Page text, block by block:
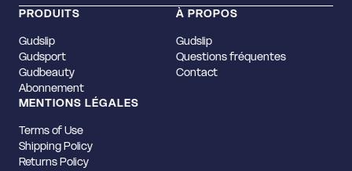
PRODUITS
Gudslip
Gudsport
Gudbeauty
Abonnement
À PROPOS
Gudslip
Questions fréquentes
Contact
MENTIONS LÉGALES
Terms of Use
Shipping Policy
Returns Policy